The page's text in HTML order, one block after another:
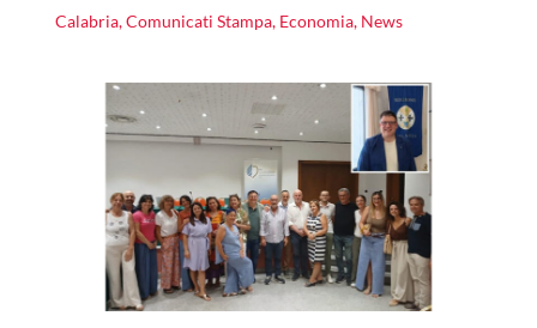
Calabria,Comunicati Stampa, Economia, News